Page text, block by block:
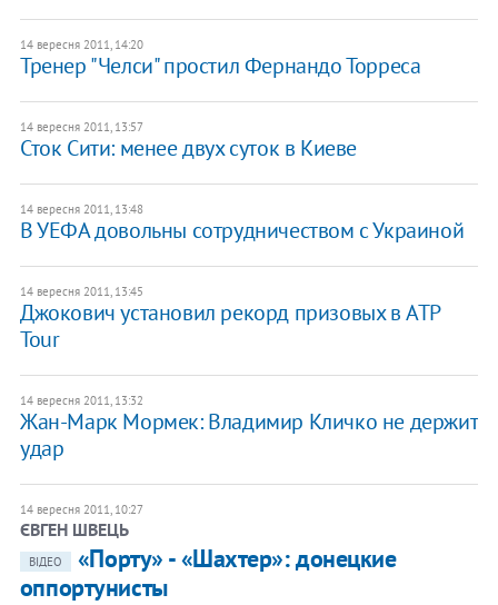
14 вересня 2011, 14:20
Тренер "Челси" простил Фернандо Торреса
14 вересня 2011, 13:57
Сток Сити: менее двух суток в Киеве
14 вересня 2011, 13:48
В УЕФА довольны сотрудничеством с Украиной
14 вересня 2011, 13:45
Джокович установил рекорд призовых в ATP
Tour
14 вересня 2011, 13:32
Жан-Марк Мормек: Владимир Кличко не держит
удар
14 вересня 2011, 10:27
ЄВГЕН ШВЕЦЬ
ВІДЕО
​«Порту» - «Шахтер»: донецкие
оппортунисты